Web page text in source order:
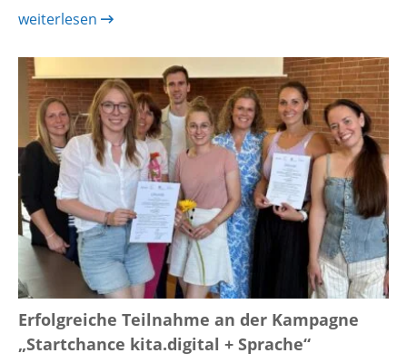
weiterlesen
Erfolgreiche Teilnahme an der Kampagne
„Startchance kita.digital + Sprache“